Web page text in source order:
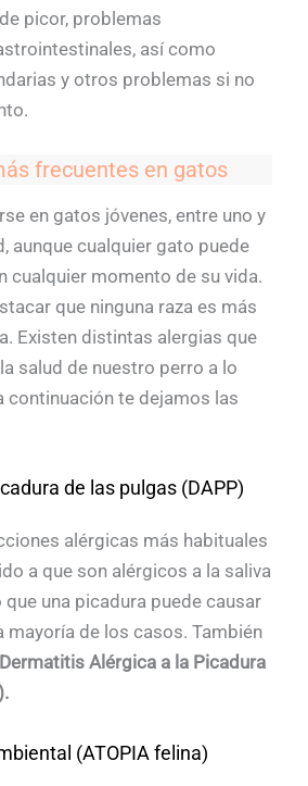
picor, problemas
así como
y otros problemas si no
frecuentes en gatos
en gatos jóvenes, entre uno y
aunque cualquier gato puede
cualquier momento de su vida.
que ninguna raza es más
Existen distintas alergias que
salud de nuestro perro a lo
continuación te dejamos las
de las pulgas (DAPP)
alérgicas más habituales
a que son alérgicos a la saliva
una picadura puede causar
mayoría de los casos. También
Dermatitis Alérgica a la Picadura
(ATOPIA felina)